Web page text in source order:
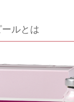
ルとは